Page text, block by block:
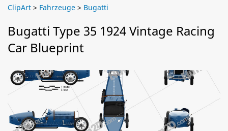
ClipArt > Fahrzeuge > Bugatti
Bugatti Type 35 1924 Vintage Racing
Car Blueprint